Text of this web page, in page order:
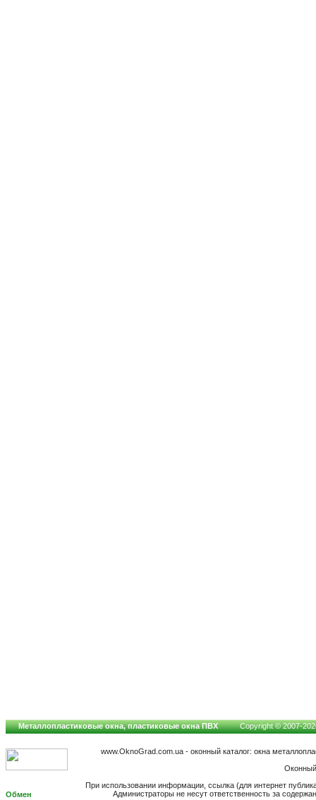
Металлопластиковые окна, пластиковые окна ПВХ Copyright © 2007-
www.OknoGrad.com.ua - оконный каталог: окна
При использовании информации, ссылка (для интернет
Администраторы не несут ответственность за
Обмен